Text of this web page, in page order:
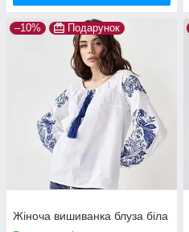
–10% Подарунок
Жіноча вишиванка блуза біла